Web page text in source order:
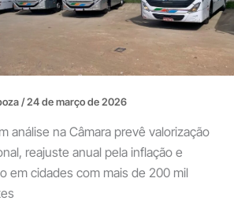
/24 de março de 2026
análise na Câmara prevê valorização
reajuste anual pela inflação e
em cidades com mais de 200 mil